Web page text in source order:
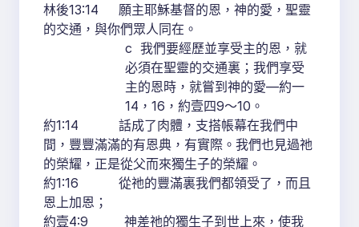
林後13:14 願主耶穌基督的恩，神的愛，聖靈
的交通，與你們眾人同在。
c 我們要經歷並享受主的恩，就
必須在聖靈的交通裏；我們享受
主的恩時，就嘗到神的愛—約一
14，16，約壹四9～10。
約1:14 話成了肉體，支搭帳幕在我們中
間，豐豐滿滿的有恩典，有實際。我們也見過祂
的榮耀，正是從父而來獨生子的榮耀。
約1:16 從祂的豐滿裏我們都領受了，而且
恩上加恩；
約壹4:9 神差祂的獨生子到世上來，使我